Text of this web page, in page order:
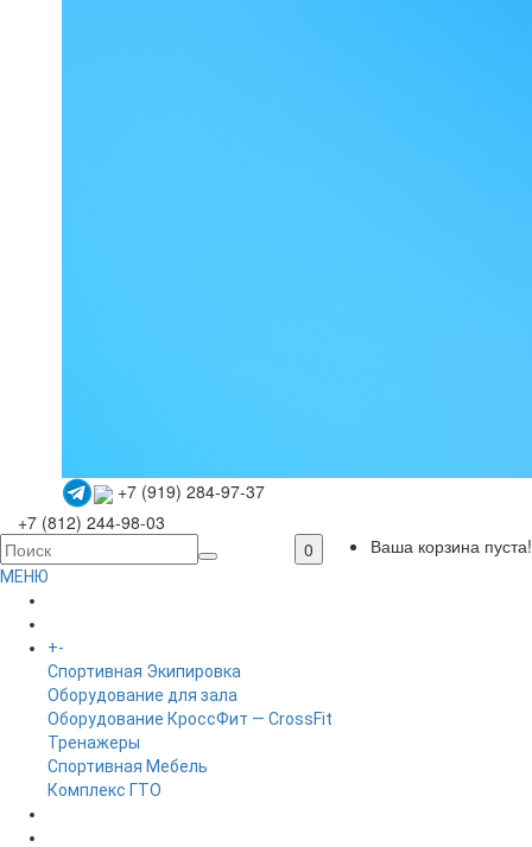
+7 (919) 284-97-37
+7 (812) 244-98-03
0
Ваша корзина пуста!
МЕНЮ
+-
Спортивная Экипировка
Оборудование для зала
Оборудование КроссФит — CrossFit
Тренажеры
Спортивная Мебель
Комплекс ГТО